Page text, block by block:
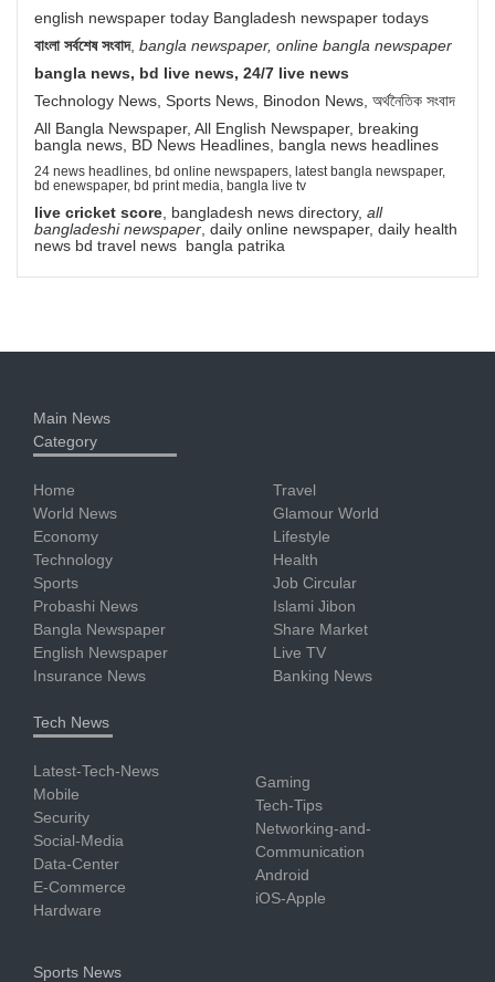
english newspaper today Bangladesh newspaper todays
বাংলা সর্বশেষ সংবাদ, bangla newspaper, online bangla newspaper
bangla news, bd live news, 24/7 live news
Technology News, Sports News, Binodon News, অর্থনৈতিক সংবাদ
All Bangla Newspaper, All English Newspaper, breaking
bangla news, BD News Headlines, bangla news headlines
24 news headlines, bd online newspapers, latest bangla newspaper,
bd enewspaper, bd print media, bangla live tv
live cricket score , bangladesh news directory, all
bangladeshi newspaper , daily online newspaper, daily health
news bd travel news bangla patrika
Main News
Category
Home
World News
Economy
Technology
Sports
Probashi News
Bangla Newspaper
English Newspaper
Insurance News
Travel
Glamour World
Lifestyle
Health
Job Circular
Islami Jibon
Share Market
Live TV
Banking News
Tech News
Latest-Tech-News
Mobile
Security
Social-Media
Data-Center
E-Commerce
Hardware
Gaming
Tech-Tips
Networking-and-
Communication
Android
iOS-Apple
Sports News